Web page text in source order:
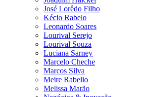
José Lorêdo Filho
Kécio Rabelo
Leonardo Soares
Lourival Serejo
Lourival Souza
Luciana Sarney
Marcelo Cheche
Marcos Silva
Meire Rabello
Melissa Marão